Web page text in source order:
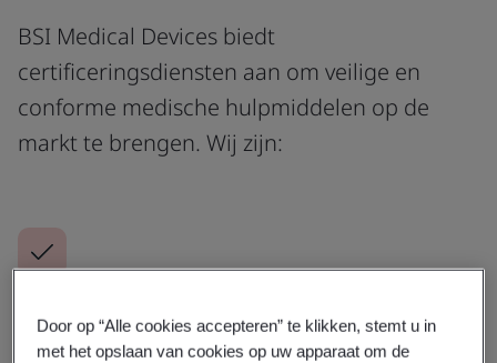
BSI Medical Devices biedt
certificeringsdiensten aan om veilige en
conforme medische hulpmiddelen op de
markt te brengen. Wij zijn:
instantie (2797) (full-scope Notified Body).
Door op “Alle cookies accepteren” te klikken, stemt u in
met het opslaan van cookies op uw apparaat om de